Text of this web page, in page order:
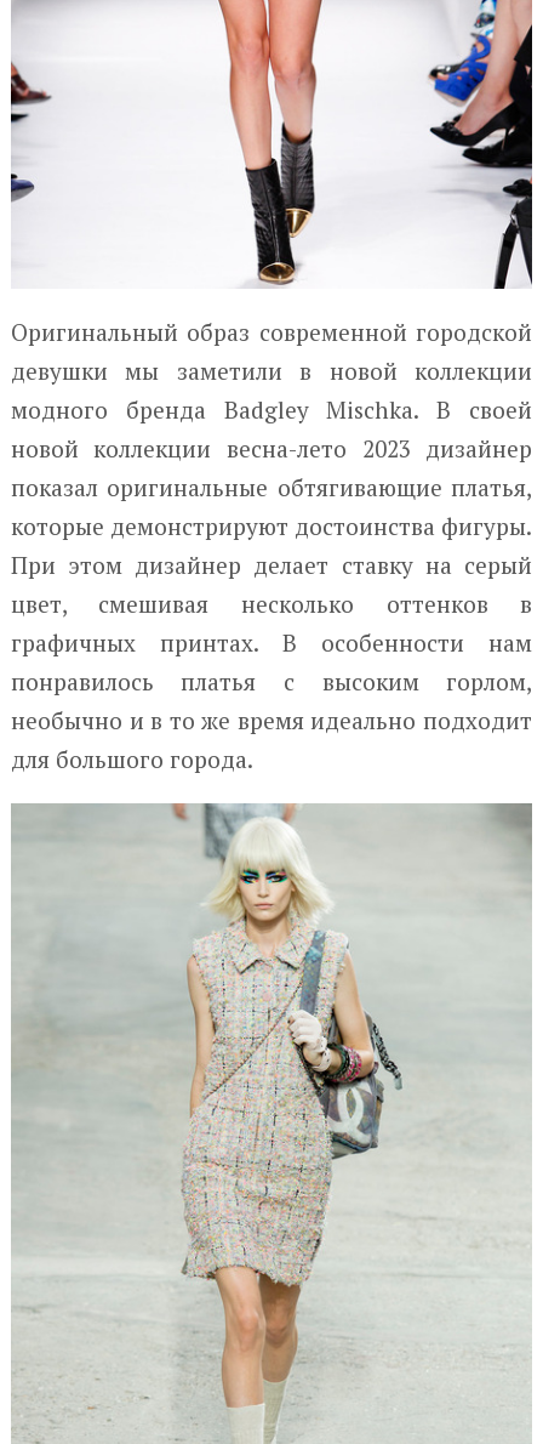
Оригинальный образ современной городской
девушки мы заметили в новой коллекции
модного бренда Badgley Mischka. В своей
новой коллекции весна-лето 2023 дизайнер
показал оригинальные обтягивающие платья,
которые демонстрируют достоинства фигуры.
При этом дизайнер делает ставку на серый
цвет, смешивая несколько оттенков в
графичных принтах. В особенности нам
понравилось платья с высоким горлом,
необычно и в то же время идеально подходит
для большого города.